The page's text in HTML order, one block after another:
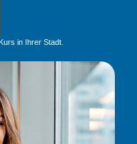
in Ihrer Stadt.